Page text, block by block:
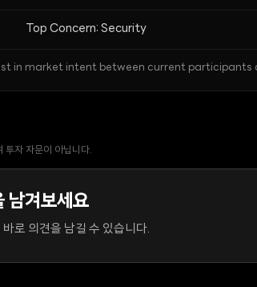
Top Concern: Security
in market intent between current participants
투자 자문이 아닙니다.
남겨보세요
로 의견을 남길 수 있습니다.